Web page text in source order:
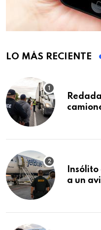
LO MÁS RECIENTE
a un